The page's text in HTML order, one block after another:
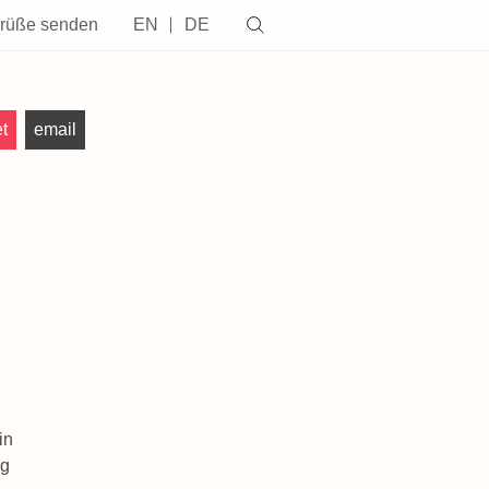
senden EN DE
email